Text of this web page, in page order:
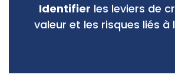
Identifier les leviers de
valeur et les risques liés à